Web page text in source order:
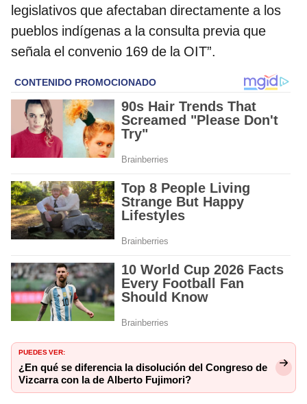
legislativos que afectaban directamente a los
pueblos indígenas a la consulta previa que
señala el convenio 169 de la OIT”.
PUEDES VER:
¿En qué se diferencia la disolución del Congreso de
Vizcarra con la de Alberto Fujimori?